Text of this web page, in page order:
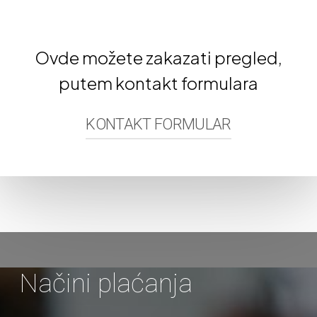
Ovde možete zakazati pregled,
putem kontakt formulara
KONTAKT FORMULAR
Prezime
Načini plaćanja